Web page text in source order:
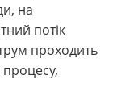
на
потік
проходить